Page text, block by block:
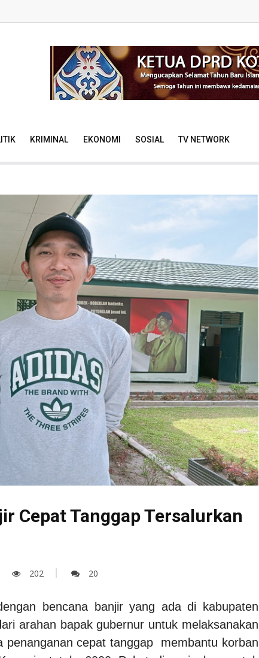
KRIMINAL EKONOMI SOSIAL TV NETWORK
Cepat Tanggap Tersalurkan
202 20
bencana banjir yang ada di kabupaten
arahan bapak gubernur untuk melaksanakan
penanganan cepat tanggap membantu korban